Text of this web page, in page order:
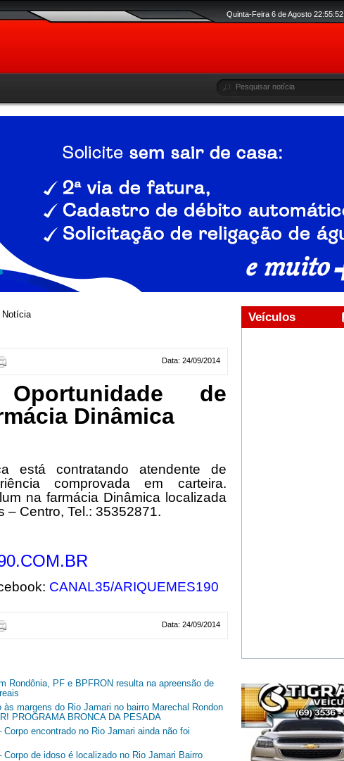
Quinta-Feira 6 de Agosto 22:55:53
Notícia
Data: 24/09/2014
Oportunidade de
Dinâmica
está contratando atendente de
comprovada em carteira.
na farmácia Dinâmica localizada
– Centro, Tel.: 35352871.
CANAL35/ARIQUEMES190
Data: 24/09/2014
Rondônia, PF e BPFRON resulta na apreensão de
margens do Rio Jamari no bairro Marechal Rondon
PROGRAMA BRONCA DA PESADA
encontrado no Rio Jamari ainda não foi
de idoso é localizado no Rio Jamari Bairro